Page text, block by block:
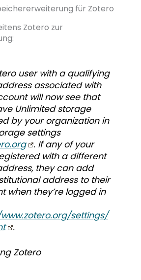
für Zotero
Zotero zur
user with a qualifying
associated with
will now see that
Unlimited storage
by your organization in
settings
. If any of your
with a different
they can add
address to their
when they’re logged in
settings/
.
Zotero